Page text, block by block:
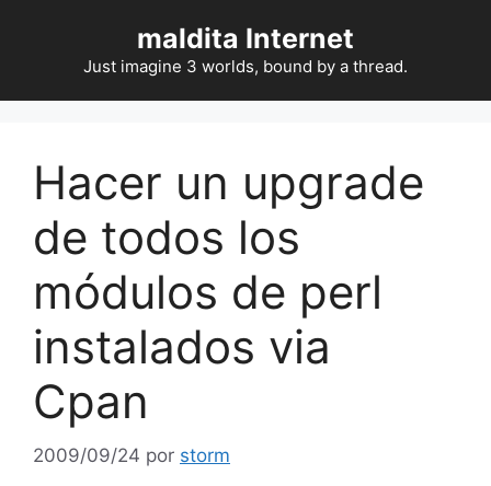
contenido
maldita Internet
Just imagine 3 worlds, bound by a thread.
Hacer un upgrade
de todos los
módulos de perl
instalados via
Cpan
2009/09/24 por storm